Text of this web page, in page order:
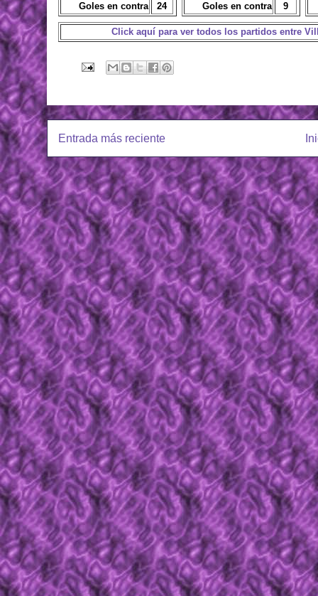
Goles en contra
24
Goles en contra
9
Click aquí para ver todos los partidos entre
Entrada más reciente